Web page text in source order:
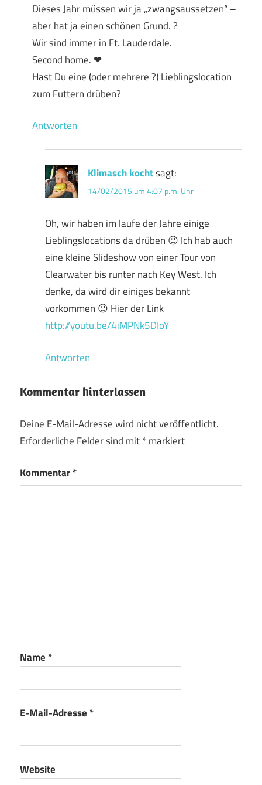
Dieses Jahr müssen wir ja „zwangsaussetzen“ –
aber hat ja einen schönen Grund. ?
Wir sind immer in Ft. Lauderdale.
Second home. ❤
Hast Du eine (oder mehrere ?) Lieblingslocation
zum Futtern drüben?
Antworten
Klimasch kochtsagt:
14/02/2015 um 4:07 p.m. Uhr
Oh, wir haben im laufe der Jahre einige
Lieblingslocations da drüben 😉 Ich hab auch
eine kleine Slideshow von einer Tour von
Clearwater bis runter nach Key West. Ich
denke, da wird dir einiges bekannt
vorkommen 😉 Hier der Link
http://youtu.be/4iMPNk5DIoY
Antworten
Kommentar hinterlassen
Deine E-Mail-Adresse wird nicht veröffentlicht.
Erforderliche Felder sind mit*markiert
Kommentar*
Name *
E-Mail-Adresse *
Website